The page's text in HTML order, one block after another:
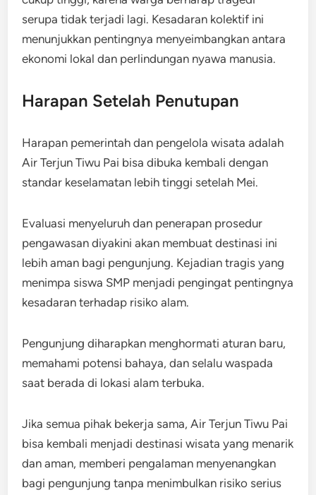
serupa tidak terjadi lagi. Kesadaran kolektif ini
menunjukkan pentingnya menyeimbangkan antara
ekonomi lokal dan perlindungan nyawa manusia.
Harapan Setelah Penutupan
Harapan pemerintah dan pengelola wisata adalah
Air Terjun Tiwu Pai bisa dibuka kembali dengan
standar keselamatan lebih tinggi setelah Mei.
Evaluasi menyeluruh dan penerapan prosedur
pengawasan diyakini akan membuat destinasi ini
lebih aman bagi pengunjung. Kejadian tragis yang
menimpa siswa SMP menjadi pengingat pentingnya
kesadaran terhadap risiko alam.
Pengunjung diharapkan menghormati aturan baru,
memahami potensi bahaya, dan selalu waspada
saat berada di lokasi alam terbuka.
Jika semua pihak bekerja sama, Air Terjun Tiwu Pai
bisa kembali menjadi destinasi wisata yang menarik
dan aman, memberi pengalaman menyenangkan
bagi pengunjung tanpa menimbulkan risiko serius